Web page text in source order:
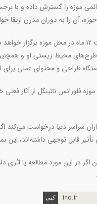
موزه را گسترش داده و با
آن را به دوران مدرن ارتقا
این نمایشگاه به مدت ۱۲ ماه در محل موزه
طرح‌های محیط زیستی او و
طراحی و محتوای عملی
فلورانس ناتینگل از آثار
سراسر دنیا درخواست می‌کند
قابل توجهی داشته‌اند، این
اگر در این مورد مطالعه یا اثری
.
ino.ir